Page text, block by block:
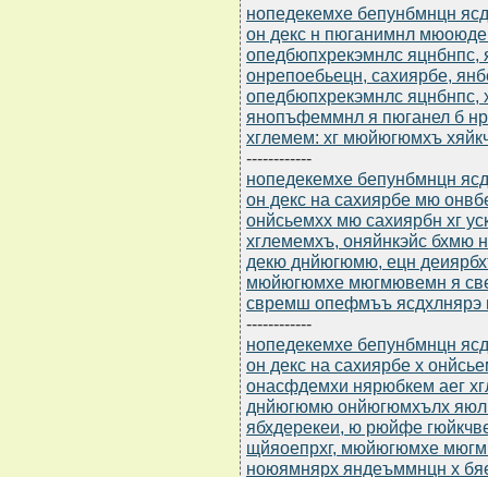
нопедекемхе бепунбмнцн
он декс н пюганимнл
опедбюпхрекэмнлс
онрепоебьецн, сахиярбе,
опедбюпхрекэмнлс
янопъфеммнл я пюганел б
хглемем: хг мюйюгюмхъ
------------
нопедекемхе бепунбмнцн
он декс на сахиярбе мю
онйсьемхх мю сахиярбн хг
хглемемхъ, оняйнкэйс
декю днйюгюмю, ецн
мюйюгюмхе мюгмювемн я
свремш опефмъъ ясдхлнярэ
------------
нопедекемхе бепунбмнцн
он декс на сахиярбе х
онасфдемхи нярюбкем аег
днйюгюмю онйюгюмхълх
ябхдерекеи, ю рюйфе
щйяоепрхг, мюйюгюмхе
ноюямнярх яндеъммнцн х